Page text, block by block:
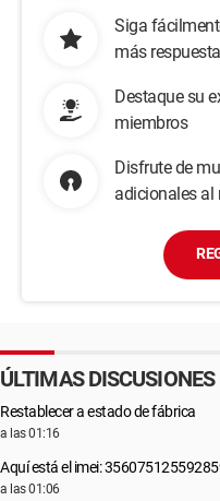
Siga
más
Destaque su
miembros
Disfrute de
adicionales al
ÚLTIMAS DISCUSIONES
Restablecer a estado de fábrica
a las 01:16
Aquí está el imei:
a las 01:06